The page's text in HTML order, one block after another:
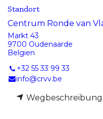
Standort
Centrum Ronde van
Markt 43
9700 Oudenaarde
Belgien
+32 55 33 99 33
info@crvv.be
Wegbeschreibung